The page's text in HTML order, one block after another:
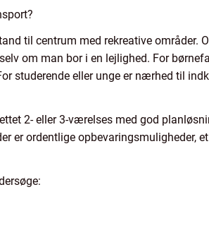
til centrum med rekreative områder.
om man bor i en lejlighed. For
studerende eller unge er nærhed til
2- eller 3-værelses med god
er ordentlige opbevaringsmuligheder,